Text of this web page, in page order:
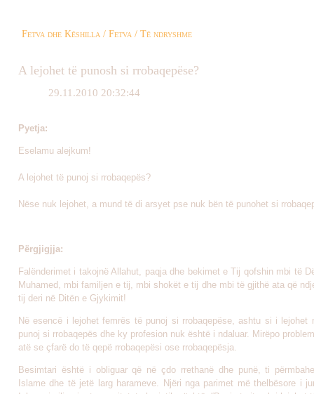
Fetva dhe Këshilla / Fetva / Të ndryshme
A lejohet të punosh si rrobaqepëse?
29.11.2010 20:32:44
Pyetja:
Eselamu alejkum!
A lejohet të punoj si rrobaqepës?
Nëse nuk lejohet, a mund të di arsyet pse nuk bën të punohet si
Përgjigjja:
Falënderimet i takojnë Allahut, paqja dhe bekimet e Tij qofshin mbi të
Muhamed, mbi familjen e tij, mbi shokët e tij dhe mbi të gjithë ata që
tij deri në Ditën e Gjykimit!
Në esencë i lejohet femrës të punoj si rrobaqepëse, ashtu si i lejohet
punoj si rrobaqepës dhe ky profesion nuk është i ndaluar. Mirëpo
atë se çfarë do të qepë rrobaqepësi ose rrobaqepësja.
Besimtari është i obliguar që në çdo rrethanë dhe punë, ti
Islame dhe të jetë larg harameve. Njëri nga parimet më thelbësore i